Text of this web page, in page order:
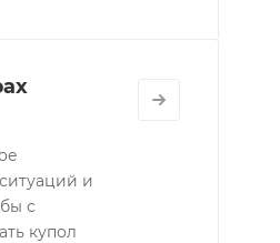
и
с
купол